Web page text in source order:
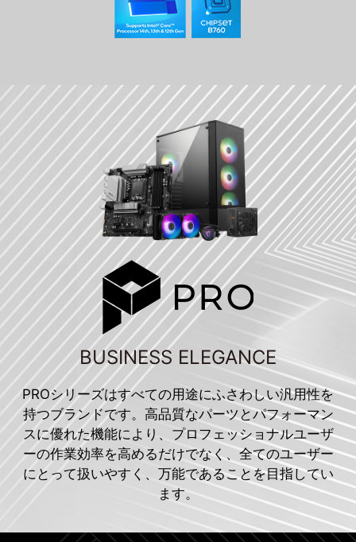
BUSINESS ELEGANCE
PROシリーズはすべての用途にふさわしい汎用性を
持つブランドです。高品質なパーツとパフォーマン
スに優れた機能により、プロフェッショナルユーザ
ーの作業効率を高めるだけでなく、全てのユーザー
にとって扱いやすく、万能であることを目指してい
ます。